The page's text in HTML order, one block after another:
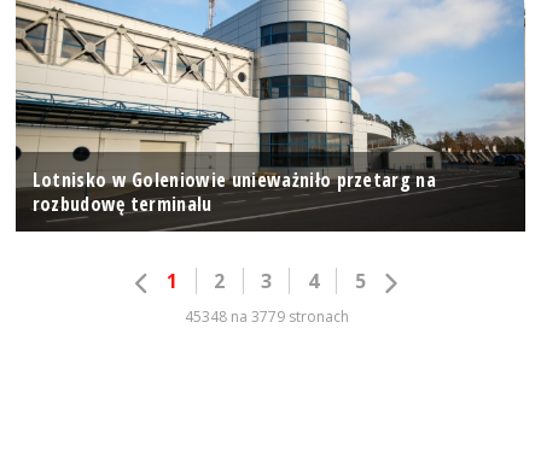
Lotnisko w Goleniowie unieważniło przetarg na
rozbudowę terminalu
1 2 3 4 5
45348 na 3779 stronach